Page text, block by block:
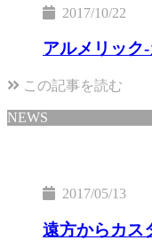
2017/10/22
アルメリック
この記事を読む
NEWS
2017/05/13
遠方からカス